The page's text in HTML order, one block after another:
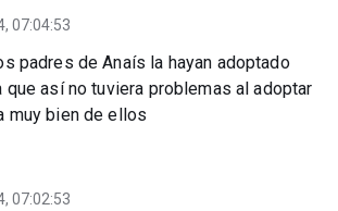
07:04:53
padres de Anaís la hayan adoptado
que así no tuviera problemas al adoptar
muy bien de ellos
07:02:53